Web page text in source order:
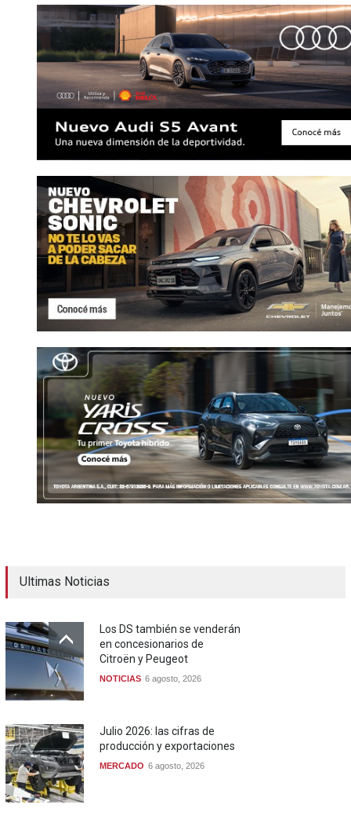
Ultimas Noticias
Los DS también se venderán
en concesionarios de
Citroën y Peugeot
NOTICIAS 6 agosto, 2026
Julio 2026: las cifras de
producción y exportaciones
MERCADO 6 agosto, 2026